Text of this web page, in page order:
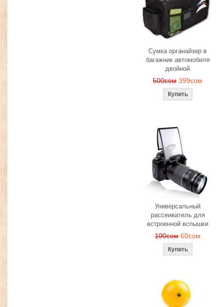
Сумка органайзер в
багажник автомобиля
двойной
500сом 399сом
Универсальный
рассеиватель для
встроенной вспышки
100сом 60сом